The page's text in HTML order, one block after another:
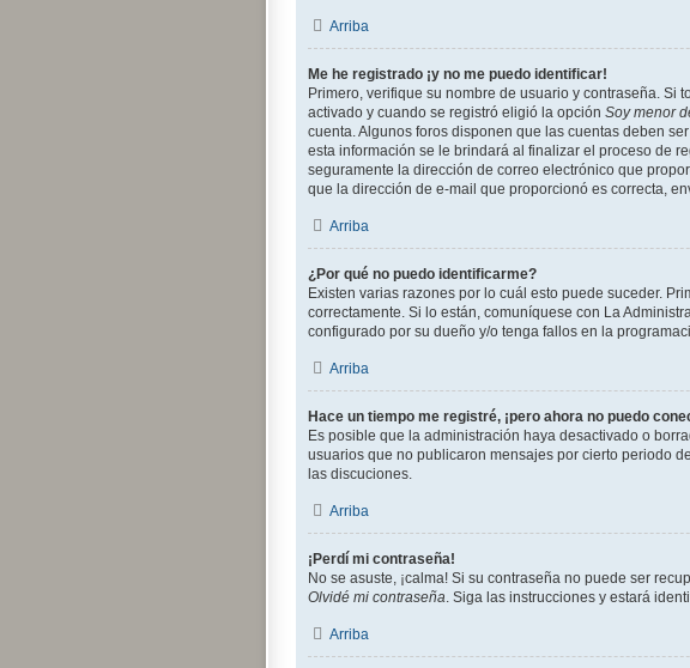
Arriba
Me he registrado ¡y no me puedo identificar!
Primero, verifique su nombre de usuario y contraseña. Si
activado y cuando se registró eligió la opción Soy menor
cuenta. Algunos foros disponen que las cuentas deben
esta información se le brindará al finalizar el proceso de
seguramente la dirección de correo electrónico que
que la dirección de e-mail que proporcionó es correcta,
Arriba
¿Por qué no puedo identificarme?
Existen varias razones por lo cuál esto puede suceder.
correctamente. Si lo están, comuníquese con La
configurado por su dueño y/o tenga fallos en la
Arriba
Hace un tiempo me registré, ¡pero ahora no puedo
Es posible que la administración haya desactivado o
usuarios que no publicaron mensajes por cierto periodo
las discuciones.
Arriba
¡Perdí mi contraseña!
No se asuste, ¡calma! Si su contraseña no puede ser
Olvidé mi contraseña. Siga las instrucciones y estará
Arriba